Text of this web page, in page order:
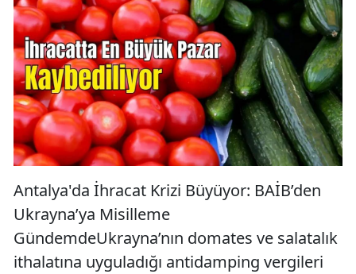
Antalya'da İhracat Krizi Büyüyor: BAİB’den
Ukrayna’ya Misilleme
GündemdeUkrayna’nın domates ve salatalık
ithalatına uyguladığı antidamping vergileri